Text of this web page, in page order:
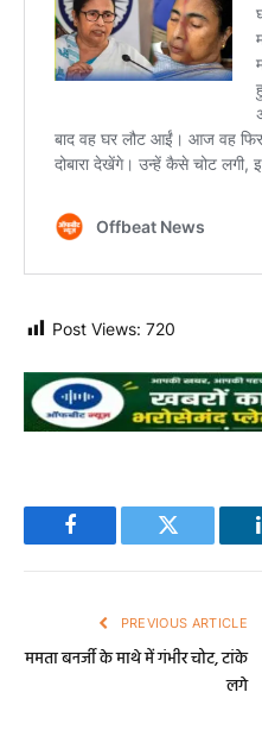
Post Views: 720
Facebook Twitter
PREVIOUS ARTICLE
ममता बनर्जी के माथे में गंभीर चोट, टांके
लगे